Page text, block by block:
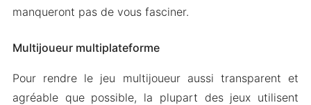
manqueront pas de vous fasciner.
Multijoueur multiplateforme
Pour rendre le jeu multijoueur aussi transparent et
agréable que possible, la plupart des jeux utilisent